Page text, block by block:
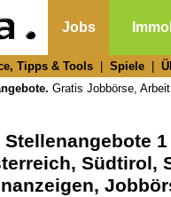
Jobs
Tipps & Tools Spiele
Gratis Jobbörse,
1
Südtirol,